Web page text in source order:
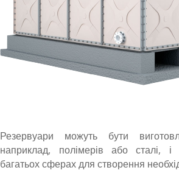
Резервуари можуть бути
наприклад, полімерів або сталі, і
багатьох сферах для створення